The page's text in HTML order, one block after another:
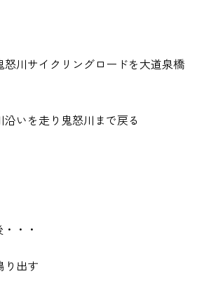
川サイクリングロードを大道泉橋
いを走り鬼怒川まで戻る
・・
り出す